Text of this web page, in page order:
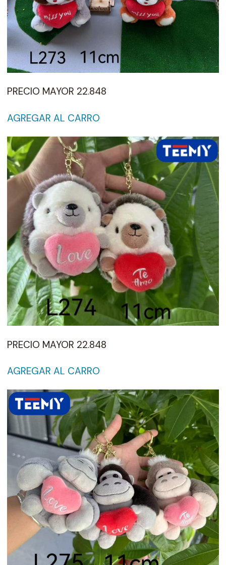
PRECIO MAYOR 22.848
AGREGAR AL CARRO
PRECIO MAYOR 22.848
AGREGAR AL CARRO